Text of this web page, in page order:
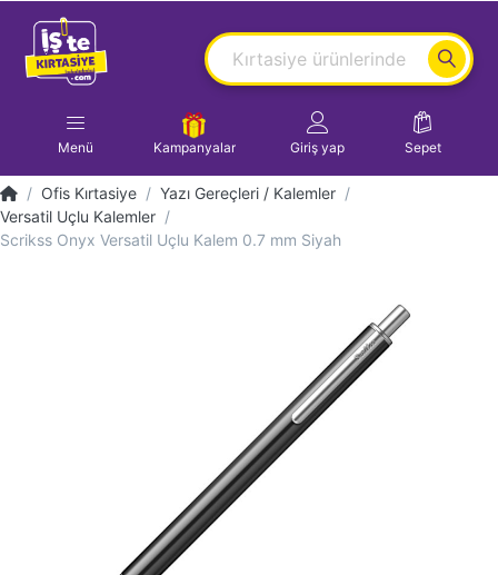
Menü Kampanyalar Giriş yap Sepet
Ofis Kırtasiye
Yazı Gereçleri / Kalemler
Versatil Uçlu Kalemler
Scrikss Onyx Versatil Uçlu Kalem 0.7 mm Siyah